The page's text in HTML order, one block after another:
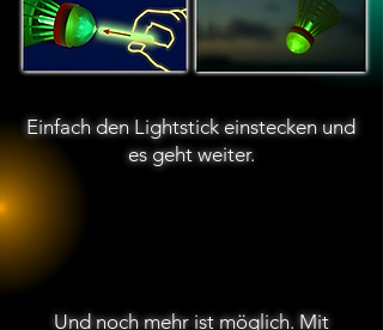
Einfach den Lightstick einstecken und
es geht weiter.
Und noch mehr ist möglich. Mit